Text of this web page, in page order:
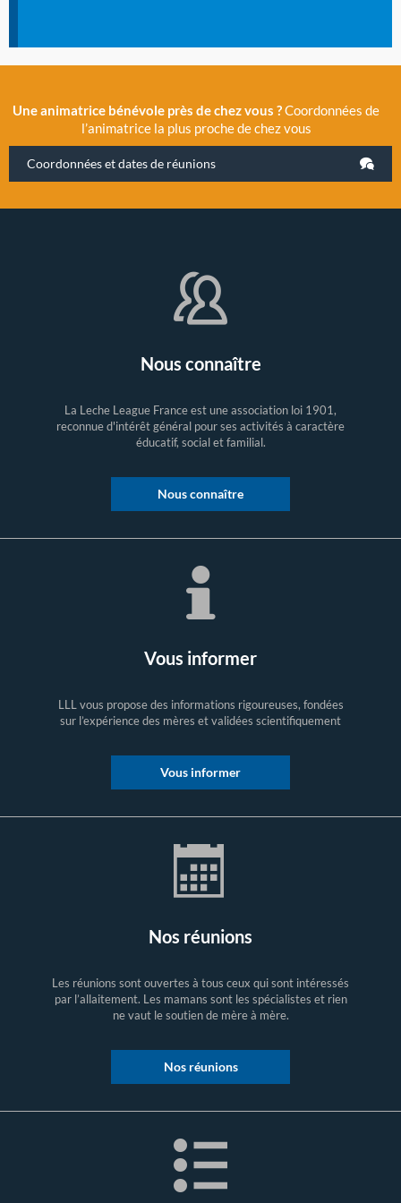
Une animatrice bénévole près de chez vous ?Coordonnées de
l’animatrice la plus proche de chez vous
Coordonnées et dates de réunions
Nous connaître
La Leche League France est une association loi 1901,
reconnue d'intérêt général pour ses activités à caractère
éducatif, social et familial.
Nous connaître
Vous informer
LLL vous propose des informations rigoureuses, fondées
sur l’expérience des mères et validées scientifiquement
Vous informer
Nos réunions
Les réunions sont ouvertes à tous ceux qui sont intéressés
par l’allaitement. Les mamans sont les spécialistes et rien
ne vaut le soutien de mère à mère.
Nos réunions